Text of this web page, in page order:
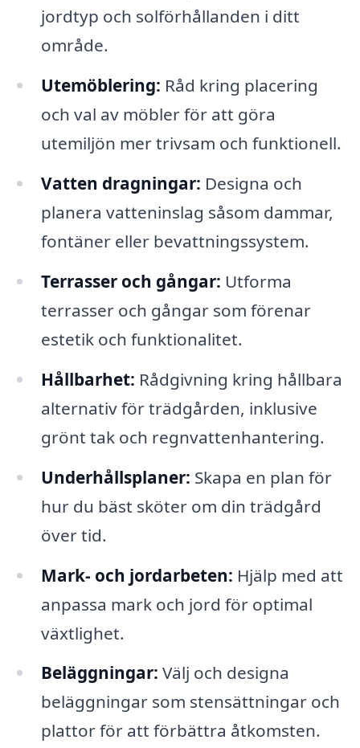
jordtyp och solförhållanden i ditt
område.
Utemöblering: Råd kring placering
och val av möbler för att göra
utemiljön mer trivsam och funktionell.
Vatten dragningar: Designa och
planera vatteninslag såsom dammar,
fontäner eller bevattningssystem.
Terrasser och gångar: Utforma
terrasser och gångar som förenar
estetik och funktionalitet.
Hållbarhet: Rådgivning kring hållbara
alternativ för trädgården, inklusive
grönt tak och regnvattenhantering.
Underhållsplaner: Skapa en plan för
hur du bäst sköter om din trädgård
över tid.
Mark- och jordarbeten: Hjälp med att
anpassa mark och jord för optimal
växtlighet.
Beläggningar: Välj och designa
beläggningar som stensättningar och
plattor för att förbättra åtkomsten.